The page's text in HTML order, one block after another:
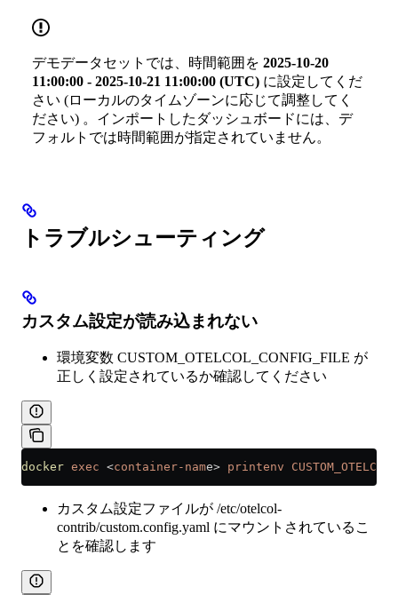
デモデータセットでは、時間範囲を 2025-10-20
11:00:00 - 2025-10-21 11:00:00 (UTC) に設定してくだ
さい (ローカルのタイムゾーンに応じて調整してく
ださい) 。インポートしたダッシュボードには、デ
フォルトでは時間範囲が指定されていません。
トラブルシューティング
カスタム設定が読み込まれない
環境変数 CUSTOM_OTELCOL_CONFIG_FILE が
正しく設定されているか確認してください
docker exec <container-name> printenv
カスタム設定ファイルが /etc/otelcol-
contrib/custom.config.yaml にマウントされているこ
とを確認します